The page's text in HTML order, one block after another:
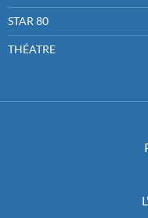
STAR 80
THÉATRE